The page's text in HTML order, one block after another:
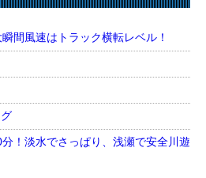
間風速はトラック横転レベル！
！淡水でさっぱり、浅瀬で安全川遊